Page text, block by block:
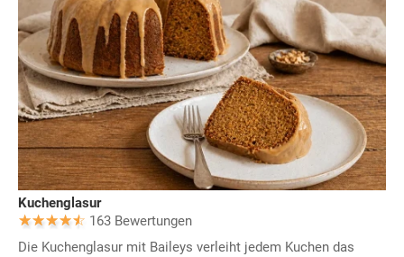
Kuchenglasur
163 Bewertungen
Die Kuchenglasur mit Baileys verleiht jedem Kuchen das